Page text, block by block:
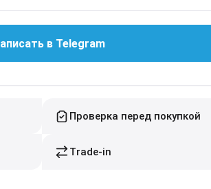
в Telegram
Проверка перед покупкой
Trade-in